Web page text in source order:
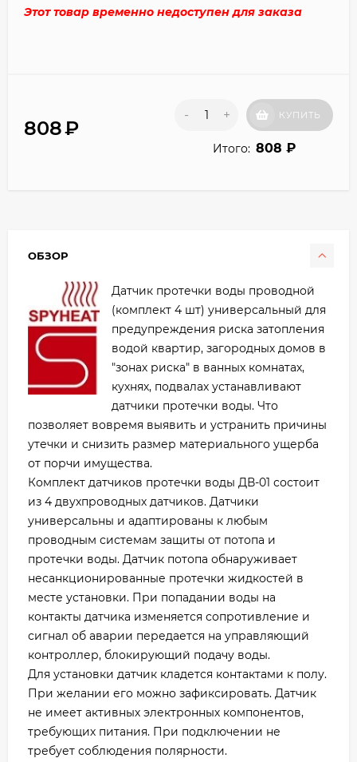
Этот товар временно недоступен для заказа
808₽
- + КУПИТЬ
Итого: 808 ₽
ОБЗОР
Датчик протечки воды проводной
(комплект 4 шт) универсальный для
предупреждения риска затопления
водой квартир, загородных домов в
"зонах риска" в ванных комнатах,
кухнях, подвалах устанавливают
датчики протечки воды. Что
позволяет вовремя выявить и устранить причины
утечки и снизить размер материального ущерба
от порчи имущества.
Комплект датчиков протечки воды ДВ-01 состоит
из 4 двухпроводных датчиков. Датчики
универсальны и адаптированы к любым
проводным системам защиты от потопа и
протечки воды. Датчик потопа обнаруживает
несанкционированные протечки жидкостей в
месте установки. При попадании воды на
контакты датчика изменяется сопротивление и
сигнал об аварии передается на управляющий
контроллер, блокирующий подачу воды.
Для установки датчик кладется контактами к полу.
При желании его можно зафиксировать. Датчик
не имеет активных электронных компонентов,
требующих питания. При подключении не
требует соблюдения полярности.